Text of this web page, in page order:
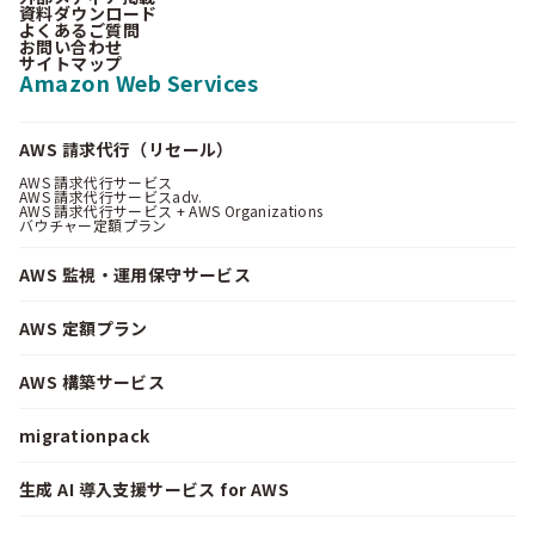
資料ダウンロード
よくあるご質問
お問い合わせ
サイトマップ
Amazon Web Services
AWS 請求代行（リセール）
AWS 請求代行サービス
AWS 請求代行サービスadv.
AWS 請求代行サービス + AWS Organizations
バウチャー定額プラン
AWS 監視・運用保守サービス
AWS 定額プラン
AWS 構築サービス
migrationpack
生成 AI 導入支援サービス for AWS